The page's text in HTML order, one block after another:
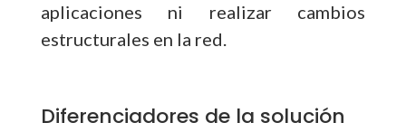
aplicaciones ni realizar cambios
estructurales en la red.
Diferenciadores de la solución